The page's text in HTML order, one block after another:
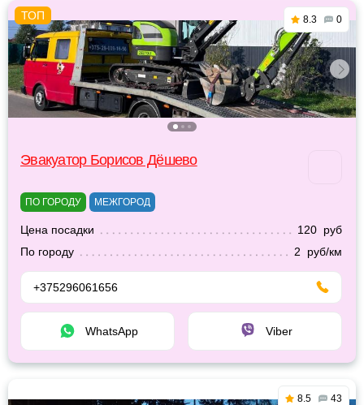
8.3 0
Эвакуатор Борисов Дёшево
ПО ГОРОДУ МЕЖГОРОД
Цена посадки
120 руб
По городу
2 руб/км
+375296061656
WhatsApp Viber
8.5 43